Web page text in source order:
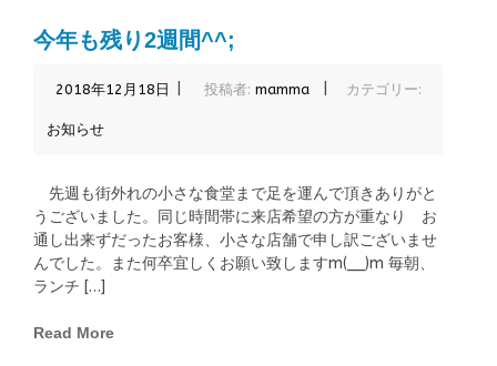
今年も残り2週間^^;
2018年12月18日 投稿者: mamma カテゴリー:
お知らせ
先週も街外れの小さな食堂まで足を運んで頂きありがと
うございました。同じ時間帯に来店希望の方が重なり お
通し出来ずだったお客様、小さな店舗で申し訳ございませ
んでした。また何卒宜しくお願い致しますm(__)m 毎朝、
ランチ […]
Read More